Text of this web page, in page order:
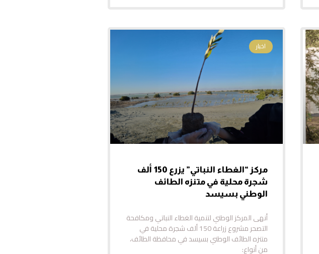
اخبار
مركز “الغطاء النباتي” يزرع 150 ألف
شجرة محلية في متنزه الطائف
الوطني بسيسد
أنهى المركز الوطني لتنمية الغطاء النباتي ومكافحة
التصحر مشروع زراعة 150 ألف شجرة محلية في
متنزه الطائف الوطني بسيسد في محافظة الطائف،
من أنواع: